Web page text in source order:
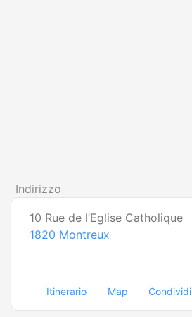
Indirizzo
10 Rue de l’Eglise Catholique
1820 Montreux
Itinerario Map Condividi